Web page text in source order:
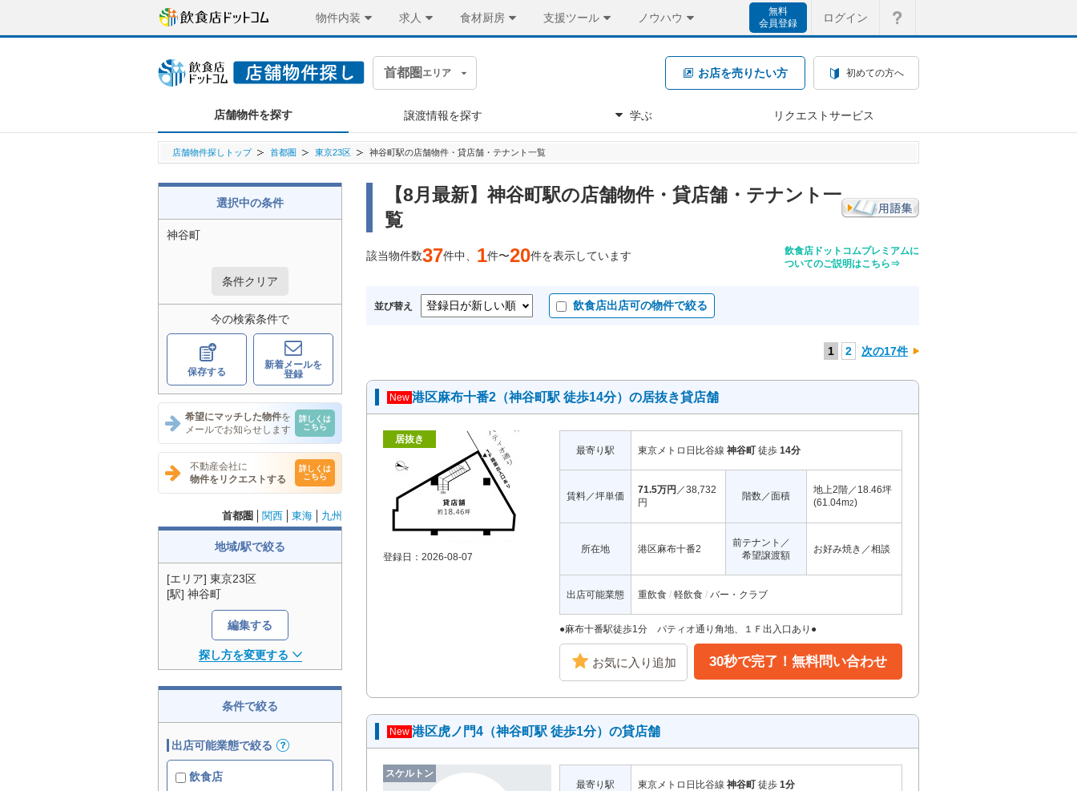
物件内装 求人 食材厨房 支援ツール ノウハウ
無料
会員登録
ログイン
首都圏 エリア お店を売りたい方 初めての方へ
店舗物件を探す 譲渡情報を探す 学ぶ リクエストサービス
店舗物件探しトップ 首都圏 東京23区 神谷町駅の店舗物件・貸店舗・テナント一覧
選択中の条件
神谷町
条件クリア
今の検索条件で
保存する
新着メールを
登録
希望にマッチした物件を
メールでお知らせします
詳しくは
こちら
不動産会社に
物件をリクエストする
詳しくは
こちら
首都圏 関西 東海 九州
地域/駅で絞る
[エリア] 東京23区
[駅] 神谷町
編集する
探し方を変更する
条件で絞る
出店可能業態で絞る
飲食店
【8月最新】神谷町駅の店舗物件・貸店舗・テナント一
覧
該当物件数37件中、 1件〜20件を表示しています
飲食店ドットコムプレミアムに
ついてのご説明はこちら⇒
並び替え 飲食店出店可の物件で絞る
1 2 次の17件
New 港区麻布十番2（神谷町駅 徒歩14分）の居抜き貸店舗
居抜き
登録日：2026-08-07
最寄り駅 東京メトロ日比谷線 神谷町 徒歩 14分
賃料／坪単価
71.5万円 ／38,732
円
階数／面積
地上2階／18.46坪
(61.04m2)
所在地 港区麻布十番2
前テナント／
希望譲渡額
お好み焼き／相談
出店可能業態 重飲食 軽飲食 バー・クラブ
●麻布十番駅徒歩1分 パティオ通り角地、１Ｆ出入口あり●
お気に入り追加 30秒で完了！無料問い合わせ
New 港区虎ノ門4（神谷町駅 徒歩1分）の貸店舗
スケルトン
最寄り駅 東京メトロ日比谷線 神谷町 徒歩 1分